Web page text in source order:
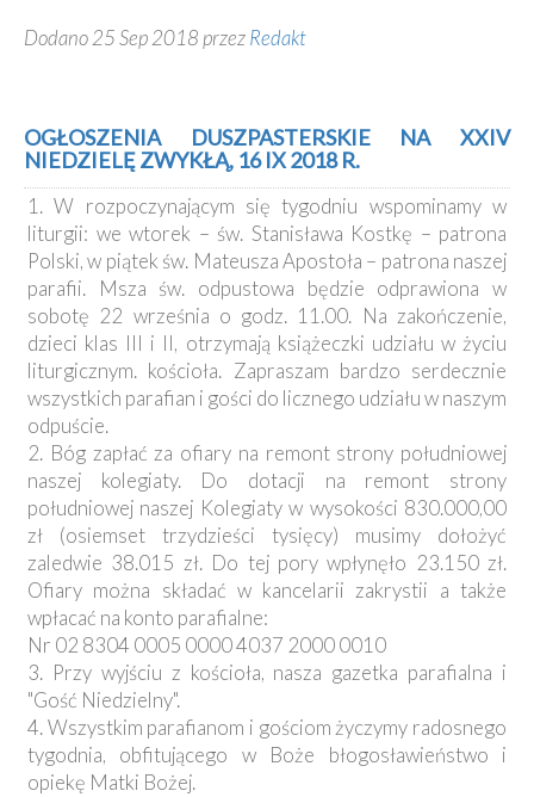
Dodano 25 Sep 2018 przezRedakt
OGŁOSZENIA DUSZPASTERSKIE NA XXIV
NIEDZIELĘ ZWYKŁĄ, 16 IX 2018 R.
1. W rozpoczynającym się tygodniu wspominamy w
liturgii: we wtorek – św. Stanisława Kostkę – patrona
Polski, w piątek św. Mateusza Apostoła – patrona naszej
parafii. Msza św. odpustowa będzie odprawiona w
sobotę 22 września o godz. 11.00. Na zakończenie,
dzieci klas III i II, otrzymają książeczki udziału w życiu
liturgicznym. kościoła. Zapraszam bardzo serdecznie
wszystkich parafian i gości do licznego udziału w naszym
odpuście.
2. Bóg zapłać za ofiary na remont strony południowej
naszej kolegiaty. Do dotacji na remont strony
południowej naszej Kolegiaty w wysokości 830.000,00
zł (osiemset trzydzieści tysięcy) musimy dołożyć
zaledwie 38.015 zł. Do tej pory wpłynęło 23.150 zł.
Ofiary można składać w kancelarii zakrystii a także
wpłacać na konto parafialne:
Nr 02 8304 0005 0000 4037 2000 0010
3. Przy wyjściu z kościoła, nasza gazetka parafialna i
"Gość Niedzielny".
4. Wszystkim parafianom i gościom życzymy radosnego
tygodnia, obfitującego w Boże błogosławieństwo i
opiekę Matki Bożej.